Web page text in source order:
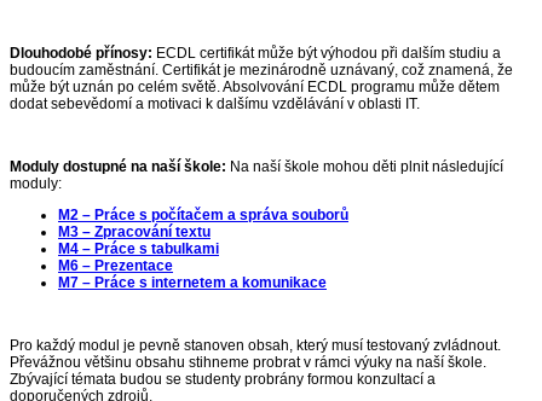
Dlouhodobé přínosy: ECDL certifikát může být výhodou při dalším studiu a
budoucím zaměstnání. Certifikát je mezinárodně uznávaný, což znamená, že
může být uznán po celém světě. Absolvování ECDL programu může dětem
dodat sebevědomí a motivaci k dalšímu vzdělávání v oblasti IT.
Moduly dostupné na naší škole: Na naší škole mohou děti plnit následující
moduly:
M2 – Práce s počítačem a správa souborů
M3 – Zpracování textu
M4 – Práce s tabulkami
M6 – Prezentace
M7 – Práce s internetem a komunikace
Pro každý modul je pevně stanoven obsah, který musí testovaný zvládnout.
Převážnou většinu obsahu stihneme probrat v rámci výuky na naší škole.
Zbývající témata budou se studenty probrány formou konzultací a
doporučených zdrojů.